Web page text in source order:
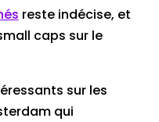
reste indécise, et
caps sur le
sur les
qui